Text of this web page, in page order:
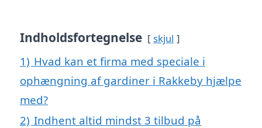
Indholdsfortegnelse skjul
1) Hvad kan et firma med speciale i
ophængning af gardiner i Rakkeby hjælpe
med?
2) Indhent altid mindst 3 tilbud på